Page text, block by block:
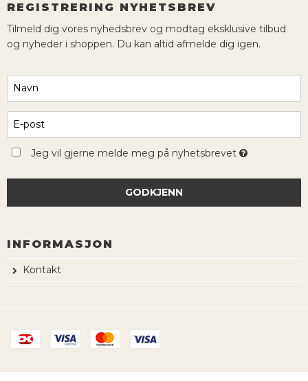
REGISTRERING NYHETSBREV
Tilmeld dig vores nyhedsbrev og modtag eksklusive tilbud
og nyheder i shoppen. Du kan altid afmelde dig igen.
Jeg vil gjerne melde meg på nyhetsbrevet
GODKJENN
INFORMASJON
Kontakt